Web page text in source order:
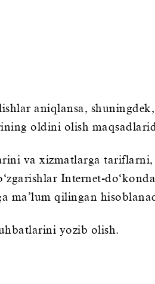
aniqlansa,
oldini olish
va xizmatlarga
Internet-
ma’lum qilingan
yozib olish.